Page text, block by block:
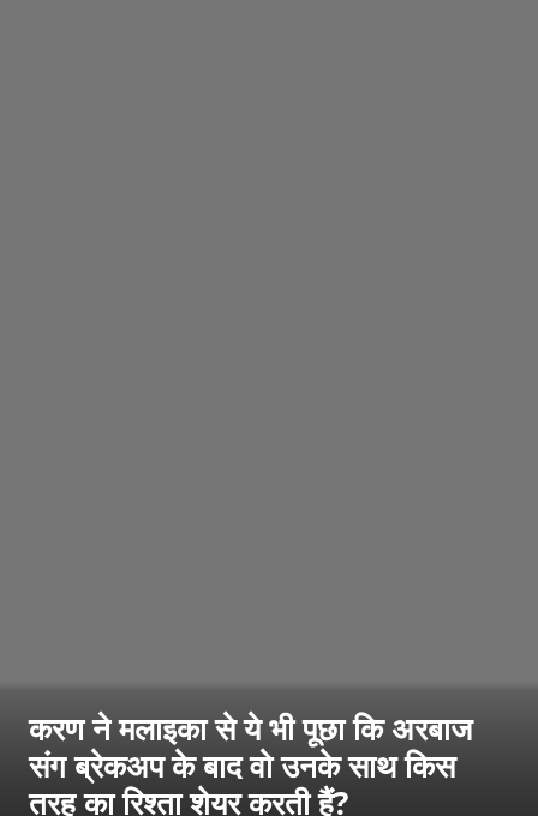
करण ने मलाइका से ये भी पूछा कि अरबाज
संग ब्रेकअप के बाद वो उनके साथ किस
तरह का रिश्ता शेयर करती हैं?